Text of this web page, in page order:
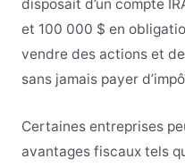
disposait d’un compte
et 100 000 $ en
vendre des actions et
sans jamais payer
Certaines entreprises
avantages fiscaux tels